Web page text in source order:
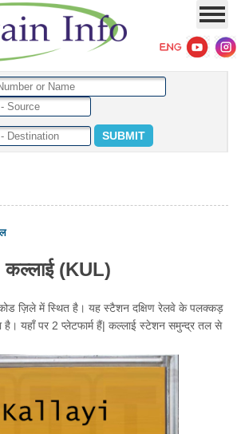
कल्लाई (KUL)
ज़िले में स्थित है। यह स्टैशन दक्षिण रेलवे के पलक्कड़
है। यहाँ पर 2 प्लेटफार्म हैं| कल्लाई स्टेशन समुन्द्र तल से